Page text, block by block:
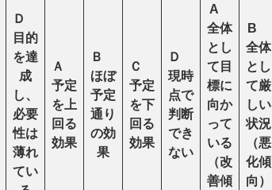
Ｄ
目的
を達
成
し、
必要
性は
薄れ
てい
Ａ
予定
を上
回る
効果
Ｂ
ほぼ
予定
通り
の効
果
Ｃ
予定
を下
回る
効果
Ｄ
現時
点で
判断
でき
ない
A
全体
とし
て目
標に
向か
って
いる
（改
善傾
B
全体
とし
て厳
しい
状況
（悪
化傾
向）